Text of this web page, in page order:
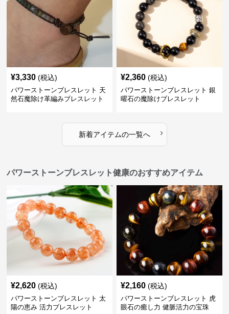
¥3,330 (税込)
パワーストーンブレスレット 天
然石魔除け革編みブレスレット
¥2,360 (税込)
パワーストーンブレスレット 銀
曜石の魔除けブレスレット
新着アイテムの一覧へ ›
パワーストーンブレスレット健康のおすすめアイテム
¥2,620 (税込)
パワーストーンブレスレット 太
陽の恵み 活力ブレスレット
¥2,160 (税込)
パワーストーンブレスレット 虎
眼石の癒し力 健脈活力の宝珠